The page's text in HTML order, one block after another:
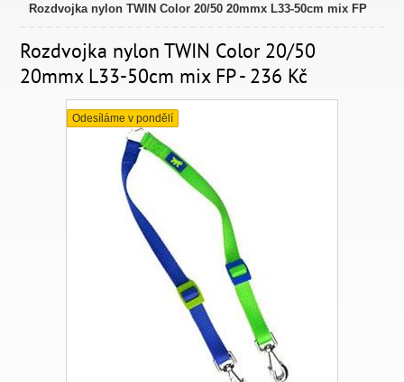
Rozdvojka nylon TWIN Color 20/50 20mmx L33-50cm mix FP
Rozdvojka nylon TWIN Color 20/50
20mmx L33-50cm mix FP - 236 Kč
Odesíláme v pondělí